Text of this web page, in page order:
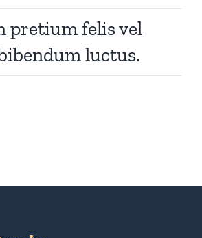
pretium felis vel
luctus.